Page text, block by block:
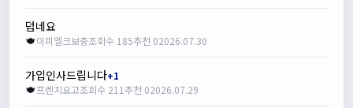
덥네요
이피엘크보충조회수 185추천 02026.07.30
가입인사드립니다+1
프렌치요고조회수 211추천 02026.07.29